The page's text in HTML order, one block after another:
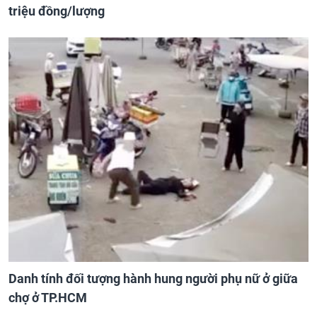
triệu đồng/lượng
Danh tính đối tượng hành hung người phụ nữ ở giữa
chợ ở TP.HCM